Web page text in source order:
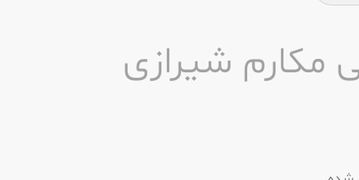
مکارم شیرازی